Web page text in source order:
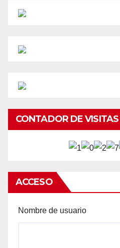
CONTADOR DE VISITAS
ACCESO
Nombre de usuario